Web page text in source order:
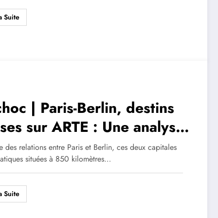
Suite
| Paris-Berlin, destins
sur ARTE : Une analyse
des relations France-
a travers le prisme
des relations entre Paris et Berlin, ces deux capitales
situées à 850 kilomètres…
Suite